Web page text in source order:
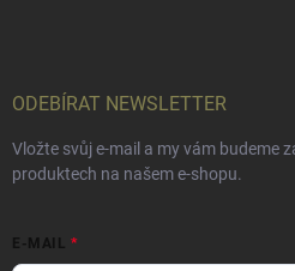
ODEBÍRAT NEWSLETTER
Vložte svůj e-mail a my vám budeme
produktech na našem e-shopu.
E-MAIL